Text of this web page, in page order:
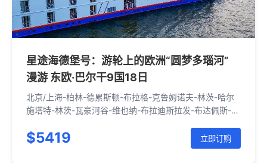
星途海德堡号：游轮上的欧洲“圆梦多瑙河”
漫游 东欧·巴尔干9国18日
北京/上海-柏林-德累斯顿-布拉格-克鲁姆诺夫-林茨-哈尔
施塔特-林茨-瓦豪河谷-维也纳-布拉迪斯拉发-布达佩斯-武
特尔诺沃-索非亚-北京/上海
$5419 立即订购